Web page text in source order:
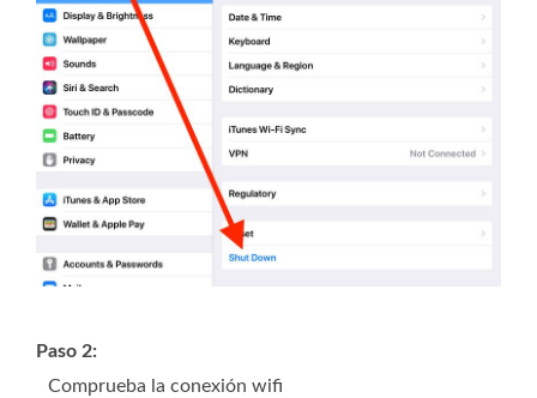
Paso 2:
Comprueba la conexión wifi